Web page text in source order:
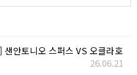
안토니오 스퍼스 VS 오클라호
26.06.21